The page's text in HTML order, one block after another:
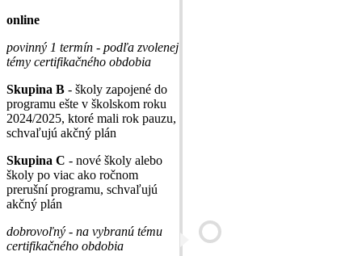
online
povinný 1 termín - podľa zvolenej
témy certifikačného obdobia
Skupina B - školy zapojené do
programu ešte v školskom roku
2024/2025, ktoré mali rok pauzu,
schvaľujú akčný plán
Skupina C - nové školy alebo
školy po viac ako ročnom
prerušní programu, schvaľujú
akčný plán
dobrovoľný - na vybranú tému
certifikačného obdobia